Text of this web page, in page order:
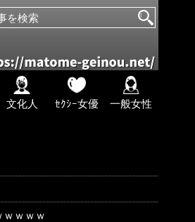
文化人 ｾｸｼｰ女優 一般女性
ｗｗｗ